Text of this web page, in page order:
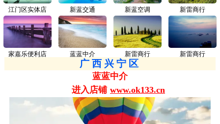
江门区实体店 新蓝交通
家嘉乐便利店 蓝蓝中介
新蓝空调 新雷商行
新雷商行 新雷商行
广西兴宁区
蓝蓝中介
进入店铺 www.ok133.cn